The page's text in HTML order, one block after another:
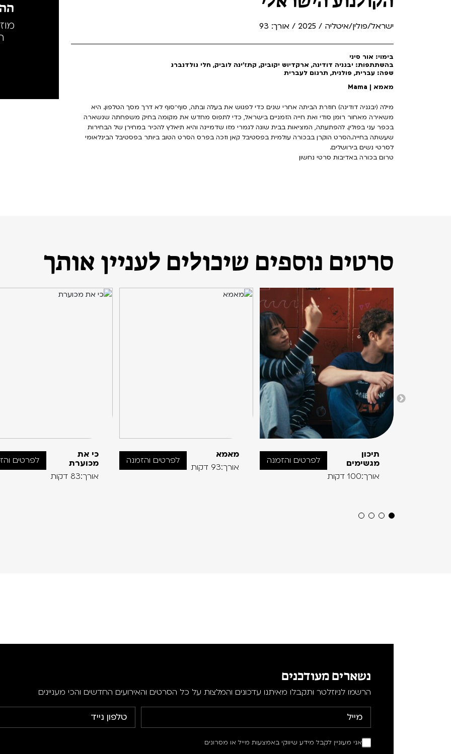
ישראל/פולין/איטליה / 2025 / אורך: 93
בימוי: אור סיני
בהשתתפות: יבגניה דודינה, ארקדיוש יקוביק, קתז'ינה לוביק, חלי גולדנברג
שפה: עברית, פולנית, תרגום לעברית
מאמא | Mama
מילה (יבגניה דודינה) חוזרת הביתה אחרי שנים כדי לפגוש את בעלה ובתה, סוף־סוף לא דרך מסך הטלפון. היא
משאירה מאחור רומן סודי ואת חייה הזמניים בישראל, כדי לתפוס מחדש את מקומה בחיק משפחתה שנשארה
בכפר עני בפולין. להפתעתה, המציאות בבית שונה לגמרי מזו שדמיינה והיא תיאלץ להכיר במחירן של הבחירות
שעשתה בחייה.הסרט הוקרן בבכורה עולמית בפסטיבל קאן וזכה בפרס הסרט הטוב ביותר בפסטיבל הבינלאומי
לסרטי נשים בירושלים.
טרום בכורה באדיבות סרטי נחשון
סרטים נוספים שיכולים לעניין אותך
תיכון
מגשימים
אורך:100 דקות
לפרטים והזמנה
מאמא
אורך:93 דקות
לפרטים והזמנה
כי את
מכוערת
אורך:83 דקות
לפרטים
נשארים מעודכנים
הרשמו לניוזלטר ותקבלו מאיתנו עדכונים והמלצות על כל הסרטים והאירועים החדשים והכי מעניינים
אני מעוניין לקבל מידע שיווקי באמצעות מייל או מסרונים